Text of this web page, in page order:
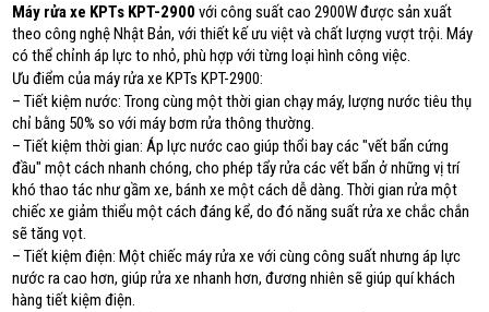
Máy rửa xe KPTs KPT-2900 với công suất cao 2900W được sản xuất
theo công nghệ Nhật Bản, với thiết kế ưu việt và chất lượng vượt trội. Máy
có thể chỉnh áp lực to nhỏ, phù hợp với từng loại hình công việc.
Ưu điểm của máy rửa xe KPTs KPT-2900:
– Tiết kiệm nước: Trong cùng một thời gian chạy máy, lượng nước tiêu thụ
chỉ bằng 50% so với máy bơm rửa thông thường.
– Tiết kiệm thời gian: Áp lực nước cao giúp thổi bay các "vết bẩn cứng
đầu" một cách nhanh chóng, cho phép tẩy rửa các vết bẩn ở những vị trí
khó thao tác như gầm xe, bánh xe một cách dễ dàng. Thời gian rửa một
chiếc xe giảm thiểu một cách đáng kể, do đó năng suất rửa xe chắc chắn
sẽ tăng vọt.
– Tiết kiệm điện: Một chiếc máy rửa xe với cùng công suất nhưng áp lực
nước ra cao hơn, giúp rửa xe nhanh hơn, đương nhiên sẽ giúp quí khách
hàng tiết kiệm điện.